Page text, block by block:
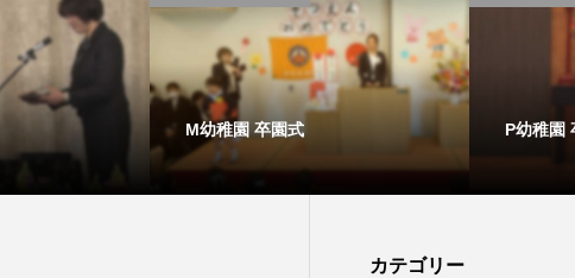
M幼稚園 卒園式 P幼稚園
カテゴリー